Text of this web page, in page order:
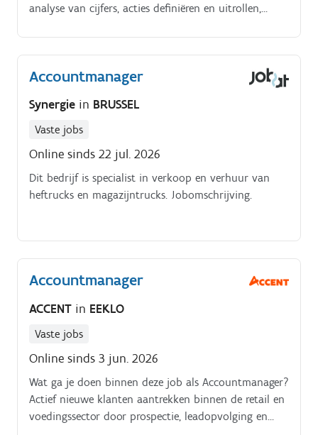
analyse van cijfers, acties definiëren en uitrollen,
accountmanagers. Je bezoekt beurzen met het oog
op de opvolging van de bestaande marktsituatie en
de op de markt aanwezig producten.
Accountmanager
Synergie in BRUSSEL
Vaste jobs
Online sinds 22 jul. 2026
Dit bedrijf is specialist in verkoop en verhuur van
heftrucks en magazijntrucks. Jobomschrijving.
Accountmanager
ACCENT in EEKLO
Vaste jobs
Online sinds 3 jun. 2026
Wat ga je doen binnen deze job als Accountmanager?
Actief nieuwe klanten aantrekken binnen de retail en
voedingssector door prospectie, leadopvolging en